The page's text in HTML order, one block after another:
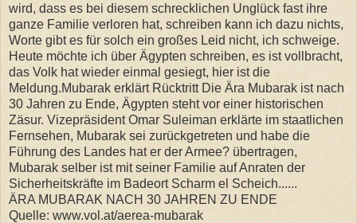
wird, dass es bei diesem schrecklichen Unglück fast ihre
ganze Familie verloren hat, schreiben kann ich dazu nichts,
Worte gibt es für solch ein großes Leid nicht, ich schweige.
Heute möchte ich über Ägypten schreiben, es ist vollbracht,
das Volk hat wieder einmal gesiegt, hier ist die
Meldung.Mubarak erklärt Rücktritt Die Ära Mubarak ist nach
30 Jahren zu Ende, Ägypten steht vor einer historischen
Zäsur. Vizepräsident Omar Suleiman erklärte im staatlichen
Fernsehen, Mubarak sei zurückgetreten und habe die
Führung des Landes hat er der Armee? übertragen,
Mubarak selber ist mit seiner Familie auf Anraten der
Sicherheitskräfte im Badeort Scharm el Scheich......
ÄRA MUBARAK NACH 30 JAHREN ZU ENDE
Quelle: www.vol.at/aerea-mubarak